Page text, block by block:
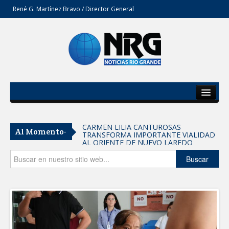
René G. Martínez Bravo / Director General
Del Estado
Secciones
Opinión
Al Momento- CARMEN LILIA CANTUROSAS
TRANSFORMA IMPORTANTE VIALIDAD
AL ORIENTE DE NUEVO LAREDO
Tomaron vecinos de Integración Familiar
iniciativa de Acción y Conciencia
Fortalece la UAT el acceso a la
educación superior en comunidades
REFUERZA BIENESTAR ANIMAL
LABORES DE ATENCIÓN PARA REDUCIR
Buscar